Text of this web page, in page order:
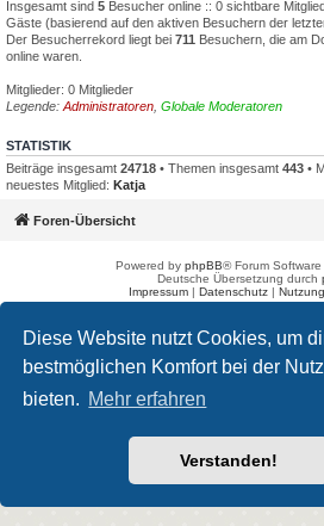
Diese Website nutzt Cookies, um
bestmöglichen Komfort bei der
bieten. Mehr erfahren
Verstanden!
Insgesamt sind 5 Besucher online :: 0 sichtbare
Gäste (basierend auf den aktiven Besuchern der
Der Besucherrekord liegt bei 711 Besuchern, die am
online waren.
Mitglieder: 0 Mitglieder
Legende: Administratoren Globale Moderatoren
STATISTIK
Beiträge insgesamt 24718 • Themen insgesamt 443 •
neuestes Mitglied: Katja
Foren-Übersicht
Powered by phpBB® Forum
Deutsche Übersetzung durch
Impressum | Datenschutz |